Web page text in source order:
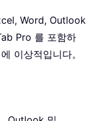
Word, Outlook
Pro 를 포함하
이상적입니다。